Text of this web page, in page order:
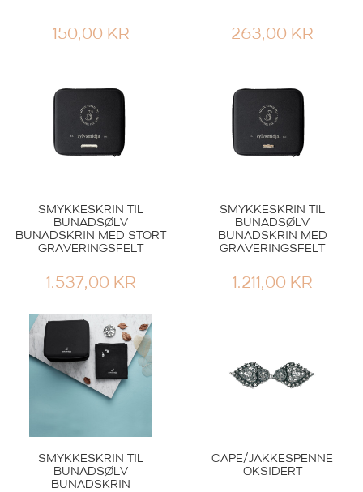
VOSS
BELTE
VOSS
M.LØV
150,00 KR 263,00 KR
SMYKKESKRIN TIL
BUNADSØLV
BUNADSKRIN MED STORT
GRAVERINGSFELT
1.537,00 KR
SMYKKESKRIN TIL
BUNADSØLV
BUNADSKRIN MED
GRAVERINGSFELT
1.211,00 KR
SMYKKESKRIN TIL
BUNADSØLV
BUNADSKRIN
CAPE/JAKKESPENNE
OKSIDERT